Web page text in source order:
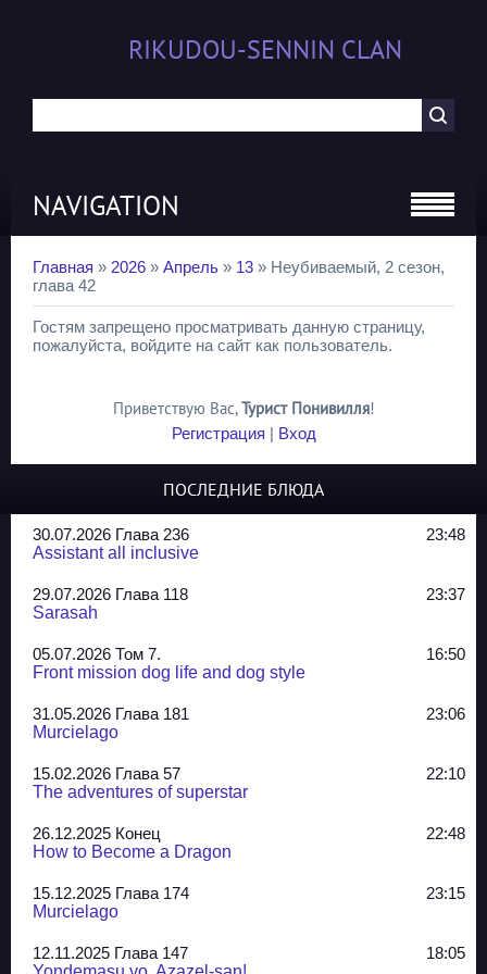
RIKUDOU-SENNIN CLAN
NAVIGATION
Главная » 2026 » Апрель » 13 » Неубиваемый, 2 сезон,
глава 42
Гостям запрещено просматривать данную страницу,
пожалуйста, войдите на сайт как пользователь.
Приветствую Вас,Турист Понивилля!
Регистрация | Вход
ПОСЛЕДНИЕ БЛЮДА
30.07.2026 Глава 236
23:48
Assistant all inclusive
29.07.2026 Глава 118
23:37
Sarasah
05.07.2026 Том 7.
16:50
Front mission dog life and dog style
31.05.2026 Глава 181
23:06
Murcielago
15.02.2026 Глава 57
22:10
The adventures of superstar
26.12.2025 Конец
22:48
How to Become a Dragon
15.12.2025 Глава 174
23:15
Murcielago
12.11.2025 Глава 147
18:05